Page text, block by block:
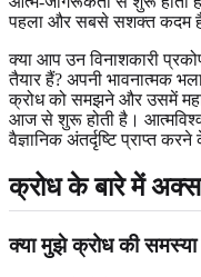
पहला और सबसे सशक्त कदम
क्या आप उन विनाशकारी
तैयार हैं? अपनी भावनात्मक
क्रोध को समझने और उसमें
आज से शुरू होती है।
वैज्ञानिक अंतर्दृष्टि प्राप्त
क्रोध के बारे में
क्या मुझे क्रोध की